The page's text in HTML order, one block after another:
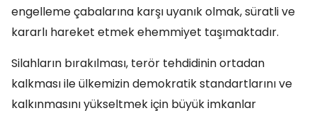
engelleme çabalarına karşı uyanık olmak, süratli ve
kararlı hareket etmek ehemmiyet taşımaktadır.
Silahların bırakılması, terör tehdidinin ortadan
kalkması ile ülkemizin demokratik standartlarını ve
kalkınmasını yükseltmek için büyük imkanlar